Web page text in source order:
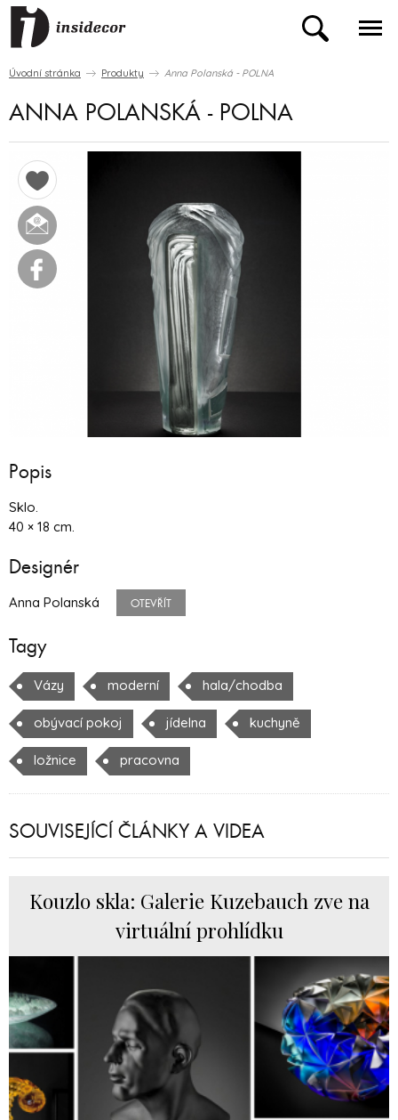
Úvodní stránka Produkty Anna Polanská - POLNA
ANNA POLANSKÁ - POLNA
Popis
Sklo.
40 × 18 cm.
Designér
Anna Polanská OTEVŘÍT
Tagy
Vázy moderní hala/chodba
obývací pokoj jídelna kuchyně
ložnice pracovna
SOUVISEJÍCÍ ČLÁNKY A VIDEA
Kouzlo skla: Galerie Kuzebauch zve na
virtuální prohlídku